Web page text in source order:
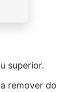
superior.
remover do